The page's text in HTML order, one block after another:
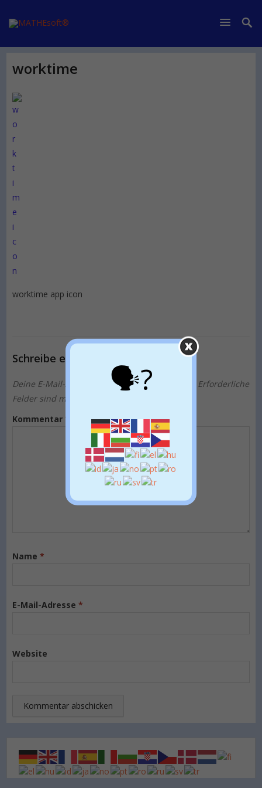
worktime
worktime app icon
Schreibe einen Kommentar
Deine E-Mail-Adresse wird nicht veröffentlicht.
Erforderliche
Felder sind mit
Kommentar*
Name*
E-Mail-Adresse*
Website
🗣?